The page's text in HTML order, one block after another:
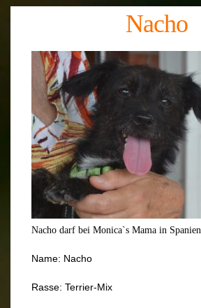
Nacho
Nacho darf bei Monica`s Mama in
Name: Nacho
Rasse: Terrier-Mix